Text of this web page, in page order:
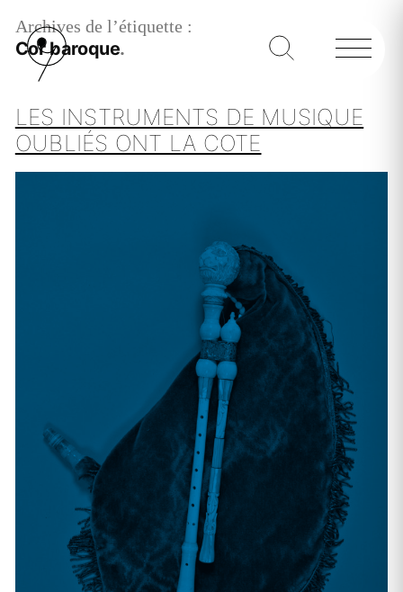
Archives de l’étiquette :
Cor baroque
LES INSTRUMENTS DE MUSIQUE
OUBLIÉS ONT LA COTE